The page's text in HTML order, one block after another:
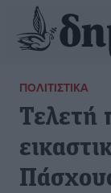
ΠΟΛΙΤΙΣΤΙΚΆ
Τελετή